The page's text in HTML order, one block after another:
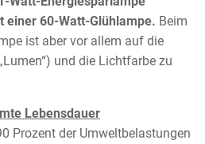
60-Watt-Glühlampe. Beim
ist aber vor allem auf die
und die Lichtfarbe zu
Lebensdauer
Prozent der Umweltbelastungen